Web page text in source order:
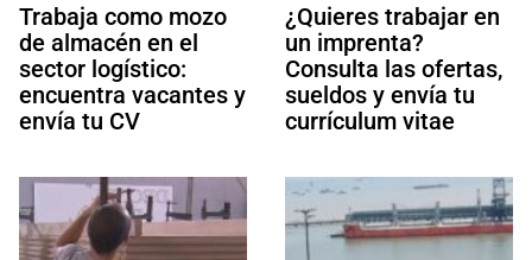
Trabaja como mozo
de almacén en el
sector logístico:
encuentra vacantes y
envía tu CV
¿Quieres trabajar en
un imprenta?
Consulta las ofertas,
sueldos y envía tu
currículum vitae